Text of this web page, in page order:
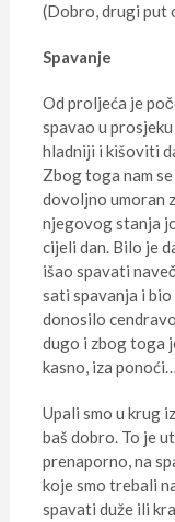
(Dobro, drugi put
Spavanje
Od proljeća je
spavao u
hladniji i kišoviti
Zbog toga nam
dovoljno umoran
njegovog stanja
cijeli dan. Bilo je
išao spavati
sati spavanja i
donosilo
dugo i zbog toga
kasno, iza ponoći…
Upali smo u krug
baš dobro. To je
prenaporno, na
koje smo trebali
spavati duže ili